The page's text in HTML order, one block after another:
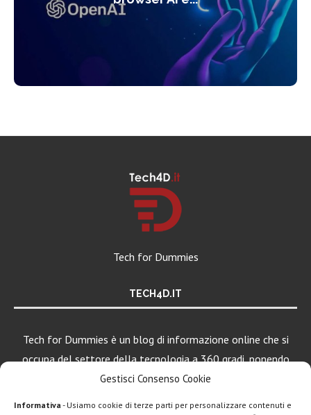
Gestisci Consenso Cookie
Informativa - Usiamo cookie di terze parti per personalizzare contenuti e
Tech for Dummies
TECH4D.IT
Tech for Dummies è un blog di informazione online che si
occupa del settore della tecnologia a 360 gradi, ponendo
una particolare attenzione al mondo Android, Apple e